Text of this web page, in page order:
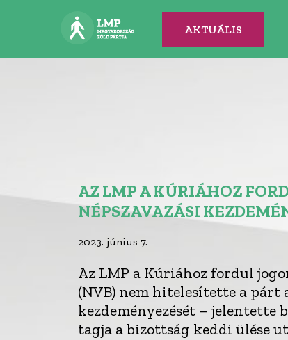
AKTUÁLIS
AZ LMP A KÚRIÁHOZ
NÉPSZAVAZÁSI
2023. június 7.
Az LMP a Kúriához fordul
(NVB) nem hitelesítette a
kezdeményezését – jelentette
tagja a bizottság keddi ülése